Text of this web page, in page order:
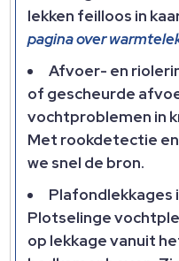
lekken feilloos in
pagina over
Afvoer- en
of gescheurde
vochtproblemen in
Met rookdetectie
we snel de bron.​
Plafondlekkages
Plotselinge
op lekkage vanuit